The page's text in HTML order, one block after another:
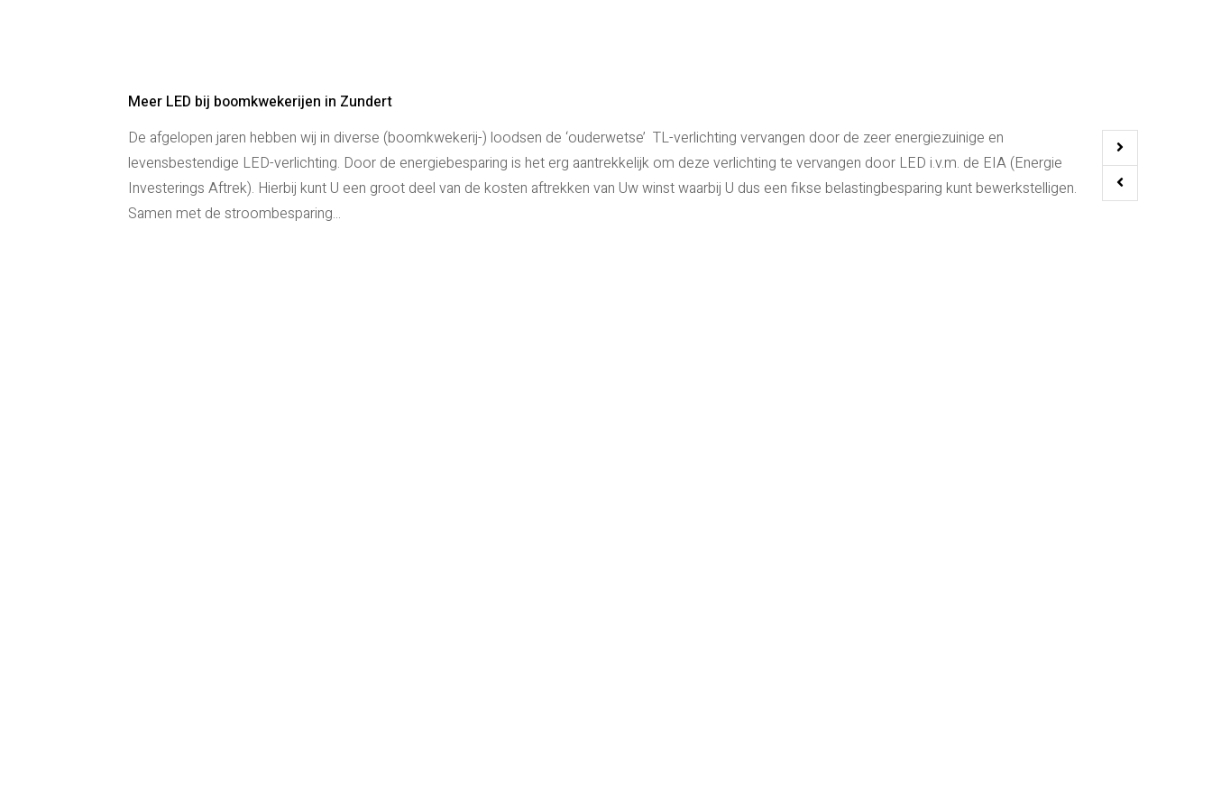
Meer LED bij boomkwekerijen in Zundert
De afgelopen jaren hebben wij in diverse (boomkwekerij-) loodsen de ‘ouderwetse’ TL-verlichting vervangen door de zeer energiezuinige en
levensbestendige LED-verlichting. Door de energiebesparing is het erg aantrekkelijk om deze verlichting te vervangen door LED i.v.m. de EIA (Energie
Investerings Aftrek). Hierbij kunt U een groot deel van de kosten aftrekken van Uw winst waarbij U dus een fikse belastingbesparing kunt bewerkstelligen.
Samen met de stroombesparing...
Sinds 2005
pleinen en
september.